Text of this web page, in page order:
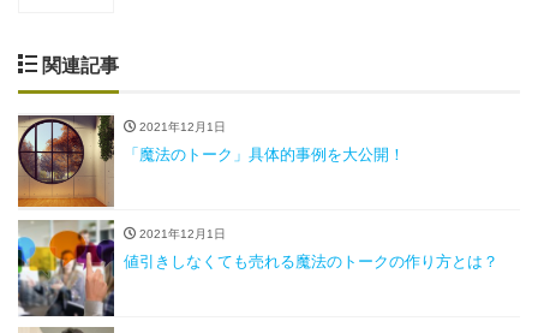
関連記事
2021年12月1日
「魔法のトーク」具体的事例を大公開！
2021年12月1日
値引きしなくても売れる魔法のトークの作り方とは？